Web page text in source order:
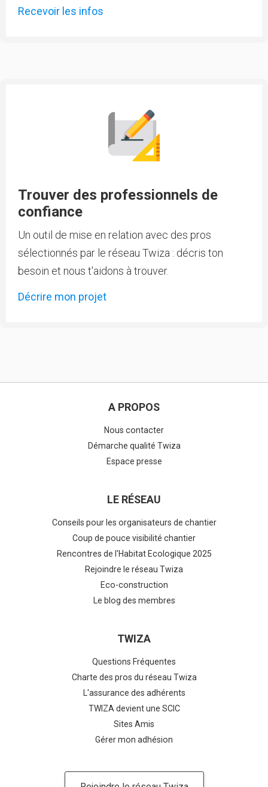
Recevoir les infos
Trouver des professionnels de
confiance
Un outil de mise en relation avec des pros
sélectionnés par le réseau Twiza : décris ton
besoin et nous t'aidons à trouver.
Décrire mon projet
A PROPOS
Nous contacter
Démarche qualité Twiza
Espace presse
LE RÉSEAU
Conseils pour les organisateurs de chantier
Coup de pouce visibilité chantier
Rencontres de l'Habitat Ecologique 2025
Rejoindre le réseau Twiza
Eco-construction
Le blog des membres
TWIZA
Questions Fréquentes
Charte des pros du réseau Twiza
L'assurance des adhérents
TWIZA devient une SCIC
Sites Amis
Gérer mon adhésion